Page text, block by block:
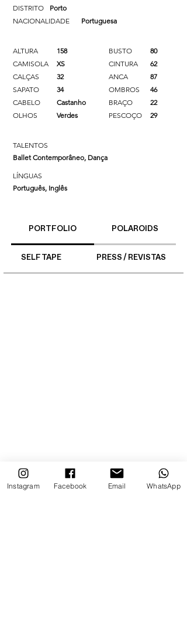
DISTRITO
Porto
NACIONALIDADE
Portuguesa
ALTURA
158
CAMISOLA
XS
CALÇAS
32
SAPATO
34
CABELO
Castanho
OLHOS
Verdes
BUSTO
80
CINTURA
62
ANCA
87
OMBROS
46
BRAÇO
22
PESCOÇO
29
TALENTOS
Ballet Contemporâneo, Dança
LÍNGUAS
Português, Inglês
PORTFOLIO POLAROIDS
SELF TAPE PRESS / REVISTAS
Instagram Facebook Email WhatsApp